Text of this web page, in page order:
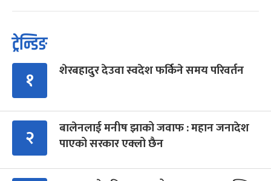
ट्रेन्डिङ
१ शेरबहादुर देउवा स्वदेश फर्किने समय परिवर्तन
२
बालेनलाई मनीष झाको जवाफ : महान जनादेश
पाएको सरकार एक्लो छैन